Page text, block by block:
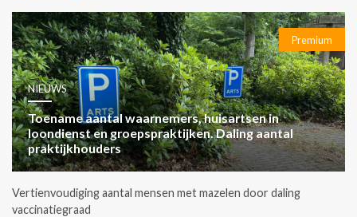
Premium
NIEUWS
Toename aantal waarnemers, huisartsen in
loondienst en groepspraktijken. Daling aantal
praktijkhouders
Vertienvoudiging aantal mensen met mazelen door daling
vaccinatiegraad